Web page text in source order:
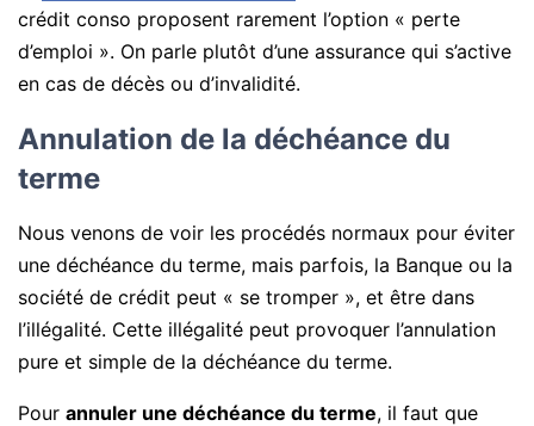
crédit conso proposent rarement l’option « perte
d’emploi ». On parle plutôt d’une assurance qui s’active
en cas de décès ou d’invalidité.
Annulation de la déchéance du
terme
Nous venons de voir les procédés normaux pour éviter
une déchéance du terme, mais parfois, la Banque ou la
société de crédit peut « se tromper », et être dans
l’illégalité. Cette illégalité peut provoquer l’annulation
pure et simple de la déchéance du terme.
Pour annuler une déchéance du terme, il faut que